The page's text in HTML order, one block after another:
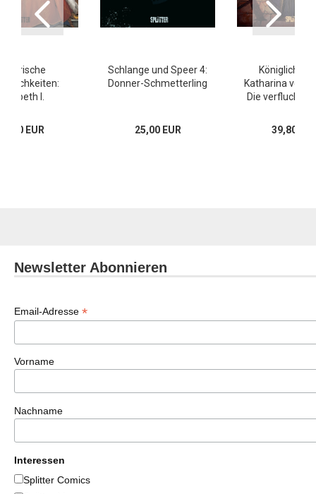
I.
EUR
Schlange und Speer 4:
Donner-Schmetterling
25,00 EUR
Königliches
Katharina von
Die verfluchte
39,80
Newsletter Abonnieren
Email-Adresse *
Vorname
Nachname
Interessen
Splitter Comics